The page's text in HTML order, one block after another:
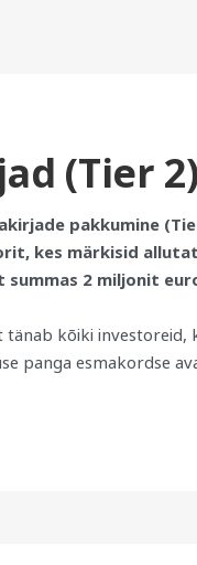
(Tier 2)
pakkumine
kes märkisid
2 miljonit
kõiki investoreid,
panga esmakordse